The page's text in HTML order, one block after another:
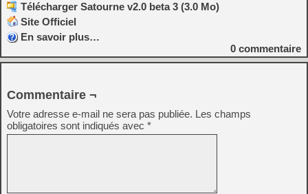
Télécharger Satourne v2.0 beta 3 (3.0 Mo)
Site Officiel
En savoir plus…
0 commentaire
Commentaire ¬
Votre adresse e-mail ne sera pas publiée. Les champs
obligatoires sont indiqués avec *